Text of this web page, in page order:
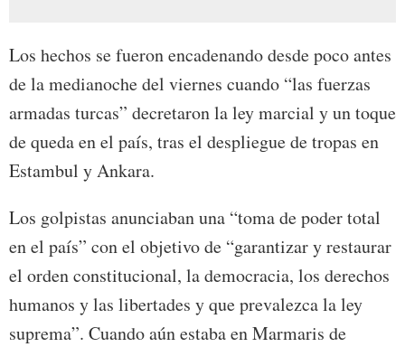
Los hechos se fueron encadenando desde poco antes
de la medianoche del viernes cuando “las fuerzas
armadas turcas” decretaron la ley marcial y un toque
de queda en el país, tras el despliegue de tropas en
Estambul y Ankara.
Los golpistas anunciaban una “toma de poder total
en el país” con el objetivo de “garantizar y restaurar
el orden constitucional, la democracia, los derechos
humanos y las libertades y que prevalezca la ley
suprema”. Cuando aún estaba en Marmaris de